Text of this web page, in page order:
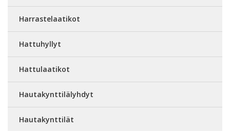
Harrastelaatikot
Hattuhyllyt
Hattulaatikot
Hautakynttilälyhdyt
Hautakynttilät